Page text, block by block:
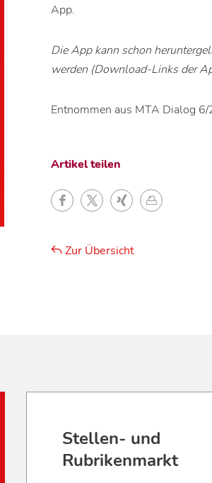
App.
Die App kann schon
werden (Download-Links der
Entnommen aus MTA Dialog
Artikel teilen
Zur Übersicht
Stellen- und
Rubrikenmarkt